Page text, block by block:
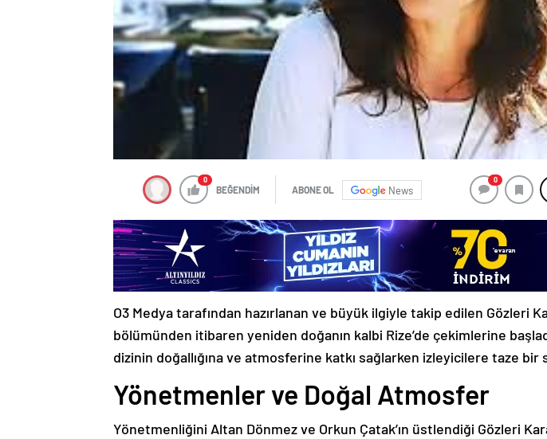
0
BEĞENDİM ABONE OL News
0
O3 Medya tarafından hazırlanan ve büyük ilgiyle takip edilen Gözleri
bölümünden itibaren yeniden doğanın kalbi Rize’de çekimlerine
dizinin doğallığına ve atmosferine katkı sağlarken izleyicilere taze bir
Yönetmenler ve Doğal Atmosfer
Yönetmenliğini Altan Dönmez ve Orkun Çatak’ın üstlendiği Gözleri